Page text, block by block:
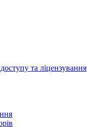
та ліцензування